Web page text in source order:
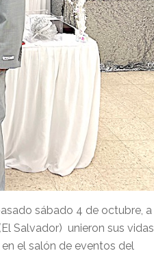
sábado 4 de octubre, a
Salvador) unieron sus vidas
el salón de eventos del